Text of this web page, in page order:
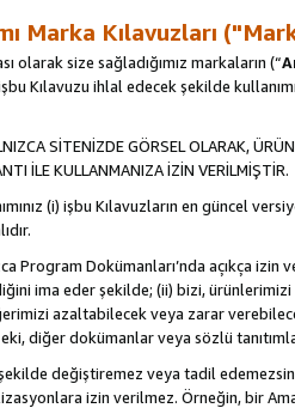
Marka Kılavuzları
olarak size sağladığımız markaların (“
Kılavuzu ihlal edecek şekilde
SİTENİZDE GÖRSEL OLARAK,
İLE KULLANMANIZA İZİN VERİLMİŞTİR.
(i) işbu Kılavuzların en güncel
Program Dokümanları’nda açıkça
ima eder şekilde; (ii) bizi,
azaltabilecek veya zarar
diğer dokümanlar veya sözlü
değiştiremez veya tadil
izin verilmez. Örneğin, bir